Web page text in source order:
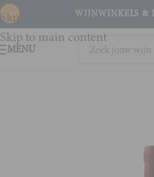
Skip to navigation
Skip to main content
WIJNWINKELS &
MENU